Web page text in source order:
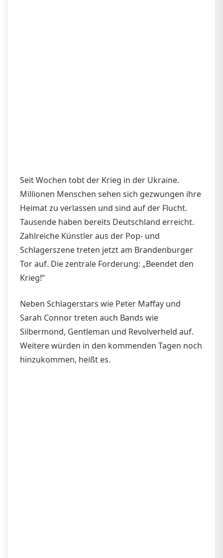
Seit Wochen tobt der Krieg in der Ukraine.
Millionen Menschen sehen sich gezwungen ihre
Heimat zu verlassen und sind auf der Flucht.
Tausende haben bereits Deutschland erreicht.
Zahlreiche Künstler aus der Pop- und
Schlagerszene treten jetzt am Brandenburger
Tor auf. Die zentrale Forderung: „Beendet den
Krieg!“
Neben Schlagerstars wie Peter Maffay und
Sarah Connor treten auch Bands wie
Silbermond, Gentleman und Revolverheld auf.
Weitere würden in den kommenden Tagen noch
hinzukommen, heißt es.